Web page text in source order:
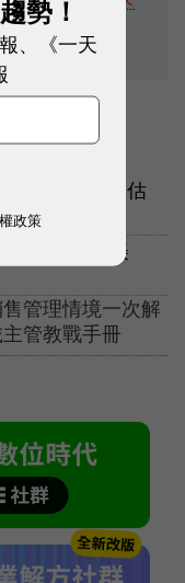
15%人力」：估
能高達5億美
管理情境一次解
管教戰手冊
勢！
、《一天
政策